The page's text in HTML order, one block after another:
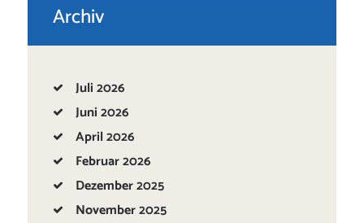
Archiv
Juli2026
Juni2026
April2026
Februar2026
Dezember2025
November2025